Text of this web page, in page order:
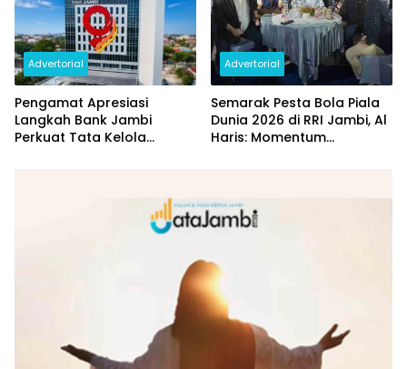
Advertorial
Pengamat Apresiasi
Langkah Bank Jambi
Perkuat Tata Kelola
Advertorial
Semarak Pesta Bola Piala
Dunia 2026 di RRI Jambi, Al
Haris: Momentum